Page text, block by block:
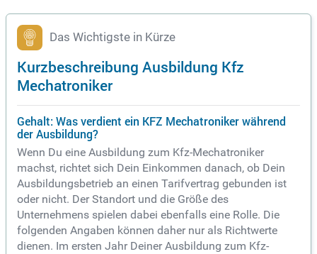
Das Wichtigste in Kürze
Kurzbeschreibung Ausbildung Kfz
Mechatroniker
Gehalt: Was verdient ein KFZ Mechatroniker während
der Ausbildung?
Wenn Du eine Ausbildung zum Kfz-Mechatroniker
machst, richtet sich Dein Einkommen danach, ob Dein
Ausbildungsbetrieb an einen Tarifvertrag gebunden ist
oder nicht. Der Standort und die Größe des
Unternehmens spielen dabei ebenfalls eine Rolle. Die
folgenden Angaben können daher nur als Richtwerte
dienen. Im ersten Jahr Deiner Ausbildung zum Kfz-